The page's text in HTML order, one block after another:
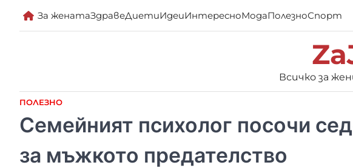
content
За женатаЗдравеДиетиИдеиИнтересноМодаПолезноСпорт
Всичко за
ПОЛЕЗНО
Семейният психолог посочи
за мъжкото предателство